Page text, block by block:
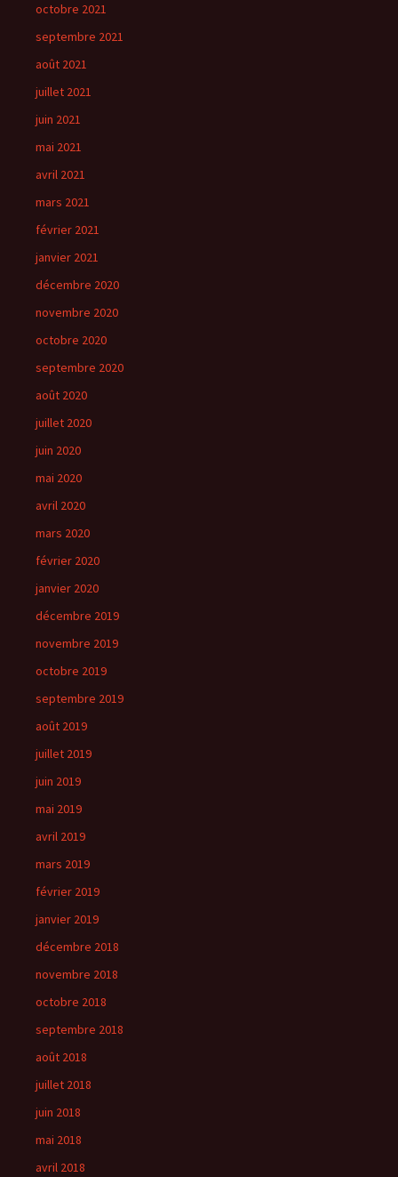
octobre 2021
septembre 2021
août 2021
juillet 2021
juin 2021
mai 2021
avril 2021
mars 2021
février 2021
janvier 2021
décembre 2020
novembre 2020
octobre 2020
septembre 2020
août 2020
juillet 2020
juin 2020
mai 2020
avril 2020
mars 2020
février 2020
janvier 2020
décembre 2019
novembre 2019
octobre 2019
septembre 2019
août 2019
juillet 2019
juin 2019
mai 2019
avril 2019
mars 2019
février 2019
janvier 2019
décembre 2018
novembre 2018
octobre 2018
septembre 2018
août 2018
juillet 2018
juin 2018
mai 2018
avril 2018